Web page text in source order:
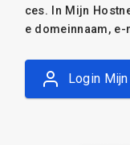
ces. In Mijn
e domeinnaam,
Login